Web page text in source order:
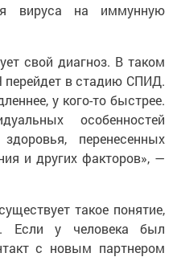
вируса на иммунную
свой диагноз. В таком
перейдет в стадию СПИД.
у кого-то быстрее.
особенностей
перенесенных
и других факторов», —
такое понятие,
Если у человека был
с новым партнером